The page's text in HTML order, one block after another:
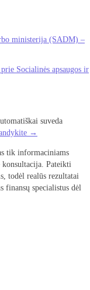
ministerija (SADM) –
Socialinės apsaugos ir
suveda
→
tik informaciniams
Pateikti
todėl realūs rezultatai
specialistus dėl